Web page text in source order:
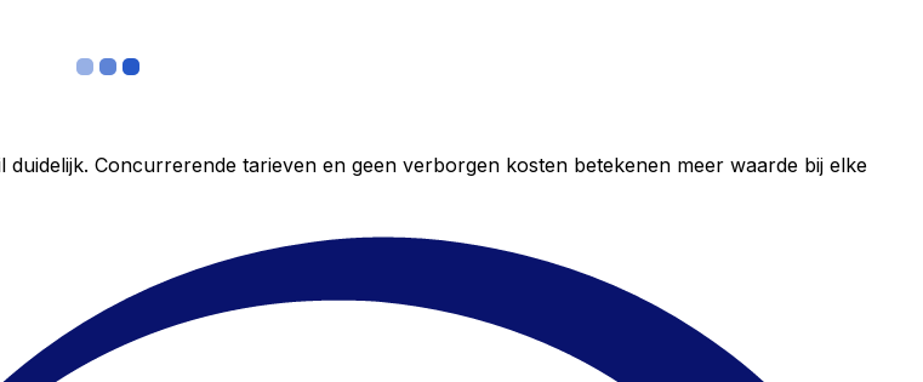
Concurrerende tarieven en geen verborgen kosten betekenen meer waarde bij elke